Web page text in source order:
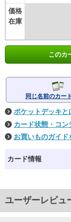
価格
在庫
このカ
同じ名前のカー
ポケットデッキと
カード状態・コ
お買いものガイド
カード情報
ユーザーレビュ